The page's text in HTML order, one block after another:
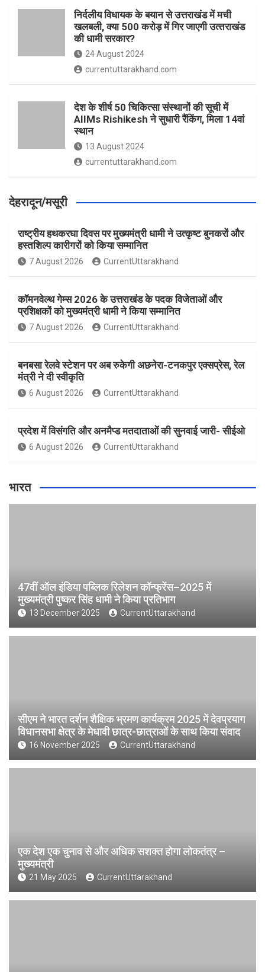
निर्दलीय विधायक के बयान से उत्तराखंड में मची
खलबली, क्‍या 500 करोड़ में गिर जाएगी उत्‍तराखंड
की धामी सरकार?
24 August 2024
currentuttarakhand.com
देश के शीर्ष 50 चिकित्सा संस्थानों की सूची में
AIIMs Rishikesh ने सुधारी रैंकिंग, मिला 14वां
स्थान
13 August 2024
currentuttarakhand.com
देहरादून/मसूरी
राष्ट्रीय हथकरघा दिवस पर मुख्यमंत्री धामी ने उत्कृष्ट बुनकरों और
हस्तशिल्प कारीगरों को किया सम्मानित
7 August 2026 CurrentUttarakhand
कॉमनवेल्थ गेम्स 2026 के उत्तराखंड के पदक विजेताओं और
प्रशिक्षकों को मुख्यमंत्री धामी ने किया सम्मानित
7 August 2026 CurrentUttarakhand
बनबसा रेलवे स्टेशन पर अब रुकेगी अछनेरा-टनकपुर एक्सप्रेस, रेल
मंत्री ने दी स्वीकृति
6 August 2026 CurrentUttarakhand
प्रदेश में विसंगति और अनमैप्ड मतदाताओं की सुनवाई जारी- सीईओ
6 August 2026 CurrentUttarakhand
भारत
47वीं ऑल इंडिया पब्लिक रिलेशन कॉन्फ्रेंस–2025 में
मुख्यमंत्री पुष्कर सिंह धामी ने किया प्रतिभाग
13 December 2025 CurrentUttarakhand
सीएम ने भारत दर्शन शैक्षिक भ्रमण कार्यक्रम 2025 में देवप्रयाग
विधानसभा क्षेत्र के मेधावी छात्र-छात्राओं के साथ किया संवाद
16 November 2025 CurrentUttarakhand
एक देश एक चुनाव से और अधिक सशक्त होगा लोकतंत्र –
मुख्यमंत्री
21 May 2025 CurrentUttarakhand